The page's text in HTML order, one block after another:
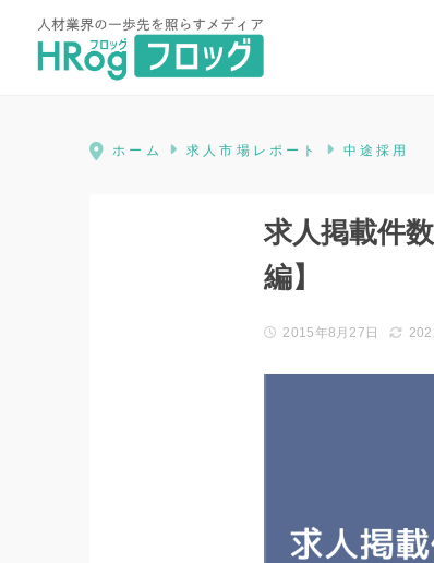
HRog | 人材業界の一歩先を照
ホーム 求人市場レポート 中途採用
求人掲載件
編】
2015年8月27日